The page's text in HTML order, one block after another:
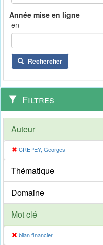
en
Rechercher
Filtres
Auteur
CREPEY, Georges
Thématique
Domaine
Mot clé
bilan financier